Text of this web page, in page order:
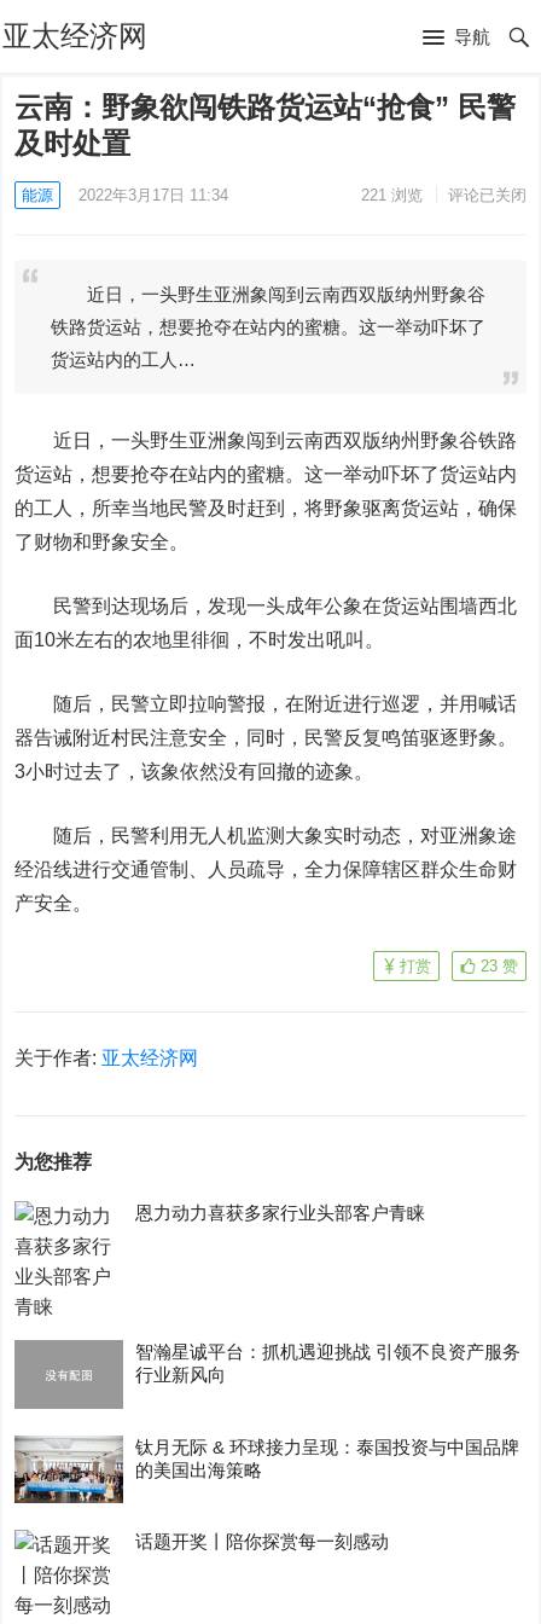
亚太经济网 导航
云南：野象欲闯铁路货运站“抢食” 民警
及时处置
能源 2022年3月17日 11:34 221浏览 评论已关闭
近日，一头野生亚洲象闯到云南西双版纳州野象谷
铁路货运站，想要抢夺在站内的蜜糖。这一举动吓坏了
货运站内的工人…
近日，一头野生亚洲象闯到云南西双版纳州野象谷铁路
货运站，想要抢夺在站内的蜜糖。这一举动吓坏了货运站内
的工人，所幸当地民警及时赶到，将野象驱离货运站，确保
了财物和野象安全。
民警到达现场后，发现一头成年公象在货运站围墙西北
面10米左右的农地里徘徊，不时发出吼叫。
随后，民警立即拉响警报，在附近进行巡逻，并用喊话
器告诫附近村民注意安全，同时，民警反复鸣笛驱逐野象。
3小时过去了，该象依然没有回撤的迹象。
随后，民警利用无人机监测大象实时动态，对亚洲象途
经沿线进行交通管制、人员疏导，全力保障辖区群众生命财
产安全。
23 赞
打赏
关于作者: 亚太经济网
为您推荐
恩力动力喜获多家行业头部客户青睐
智瀚星诚平台：抓机遇迎挑战 引领不良资产服务
行业新风向
钛月无际 & 环球接力呈现：泰国投资与中国品牌
的美国出海策略
话题开奖丨陪你探赏每一刻感动